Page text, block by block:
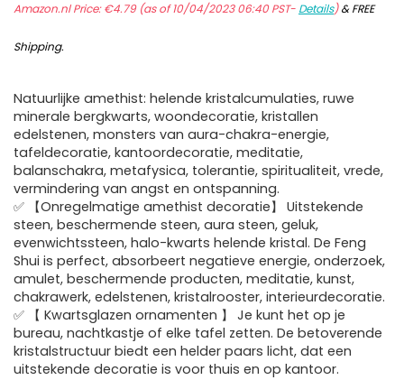
Amazon.nl Price:€4.79(as of 10/04/2023 06:40 PST- Details)&FREE
Shipping.
Natuurlijke amethist: helende kristalcumulaties, ruwe
minerale bergkwarts, woondecoratie, kristallen
edelstenen, monsters van aura-chakra-energie,
tafeldecoratie, kantoordecoratie, meditatie,
balanschakra, metafysica, tolerantie, spiritualiteit, vrede,
vermindering van angst en ontspanning.
✅ 【Onregelmatige amethist decoratie】 Uitstekende
steen, beschermende steen, aura steen, geluk,
evenwichtssteen, halo-kwarts helende kristal. De Feng
Shui is perfect, absorbeert negatieve energie, onderzoek,
amulet, beschermende producten, meditatie, kunst,
chakrawerk, edelstenen, kristalrooster, interieurdecoratie.
✅ 【 Kwartsglazen ornamenten 】 Je kunt het op je
bureau, nachtkastje of elke tafel zetten. De betoverende
kristalstructuur biedt een helder paars licht, dat een
uitstekende decoratie is voor thuis en op kantoor.